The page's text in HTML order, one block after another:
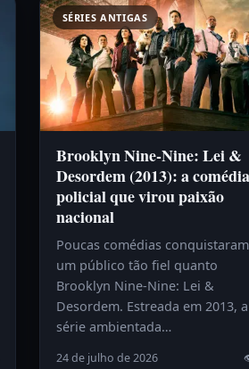
SÉRIES ANTIGAS
Brooklyn Nine-Nine: Lei &
Desordem (2013): a comédia
policial que virou paixão
nacional
Poucas comédias conquistaram
um público tão fiel quanto
Brooklyn Nine-Nine: Lei &
Desordem. Estreada em 2013, a
série ambientada…
24 de julho de 2026